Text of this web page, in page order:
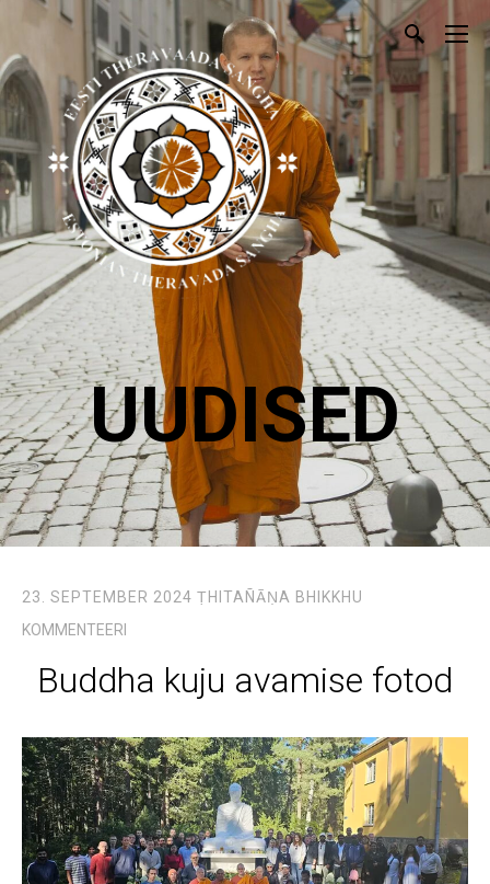
UUDISED
23. SEPTEMBER 2024 ṬHITAÑĀṆA BHIKKHU
KOMMENTEERI
Buddha kuju avamise fotod